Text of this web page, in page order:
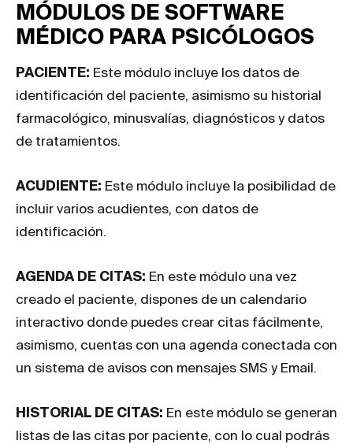
MÓDULOS DE SOFTWARE
MÉDICO PARA PSICÓLOGOS
PACIENTE: Este módulo incluye los datos de
identificación del paciente, asimismo su historial
farmacológico, minusvalías, diagnósticos y datos
de tratamientos.
ACUDIENTE: Este módulo incluye la posibilidad de
incluir varios acudientes, con datos de
identificación.
AGENDA DE CITAS: En este módulo una vez
creado el paciente, dispones de un calendario
interactivo donde puedes crear citas fácilmente,
asimismo, cuentas con una agenda conectada con
un sistema de avisos con mensajes SMS y Email.
HISTORIAL DE CITAS: En este módulo se generan
listas de las citas por paciente, con lo cual podrás